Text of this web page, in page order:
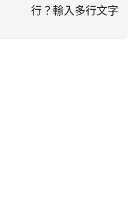
行？輸入多行文字